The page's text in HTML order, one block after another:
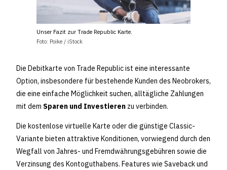
Unser Fazit zur Trade Republic Karte.
Foto: Poike / iStock
Die Debitkarte von Trade Republic ist eine interessante
Option, insbesondere für bestehende Kunden des Neobrokers,
die eine einfache Möglichkeit suchen, alltägliche Zahlungen
mit dem Sparen und Investieren zu verbinden.
Die kostenlose virtuelle Karte oder die günstige Classic-
Variante bieten attraktive Konditionen, vorwiegend durch den
Wegfall von Jahres- und Fremdwährungsgebühren sowie die
Verzinsung des Kontoguthabens. Features wie Saveback und